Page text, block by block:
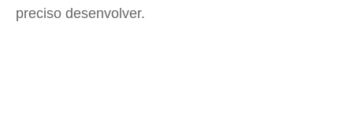
preciso desenvolver.